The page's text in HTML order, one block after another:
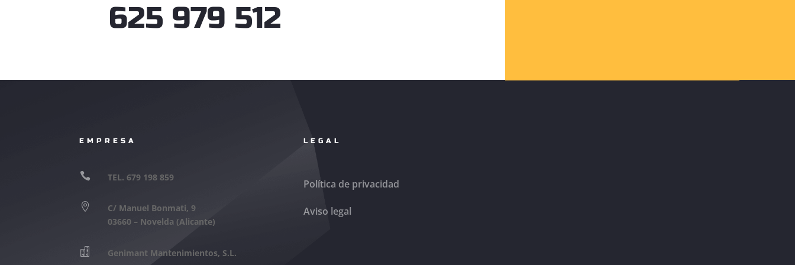
625 979 512
EMPRESA
 TEL. 679 198 859

C/ Manuel Bonmati, 9
03660 – Novelda (Alicante)
 Genimant Mantenimientos, S.L.
LEGAL
Política de privacidad
Aviso legal